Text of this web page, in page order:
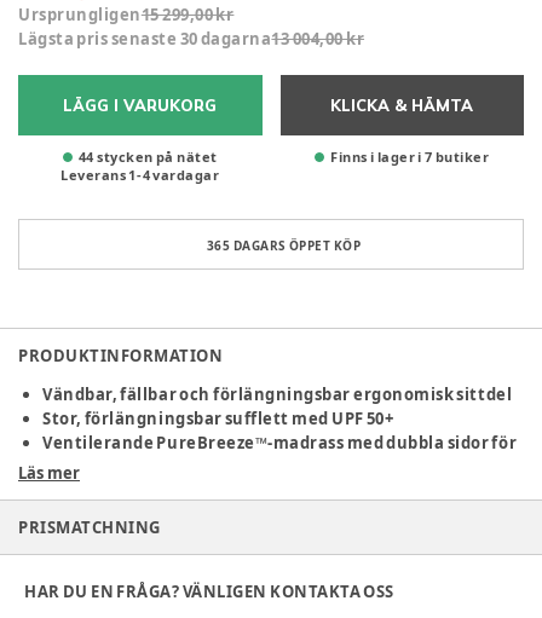
Ursprungligen15 299,00 kr
Lägsta pris senaste 30 dagarna13 004,00 kr
LÄGG I VARUKORG
44 stycken på nätet
Leverans 1-4vardagar
KLICKA & HÄMTA
Finns i lager i 7 butiker
365 DAGARS ÖPPET KÖP
PRODUKTINFORMATION
Vändbar, fällbar och förlängningsbar ergonomisk sittdel
Stor, förlängningsbar sufflett med UPF 50+
Ventilerande PureBreeze™-madrass med dubbla sidor för
komfort året runt
Säg hej till naturen med Bugaboo Fox 5 Renew, vår ikoniska
vagn för alla terränger. Den bär ditt barn med oöverträffad
komfort medan ni laddar upp ute i naturen. Med jordnära
Läs mer
PRISMATCHNING
HAR DU EN FRÅGA? VÄNLIGEN KONTAKTA OSS